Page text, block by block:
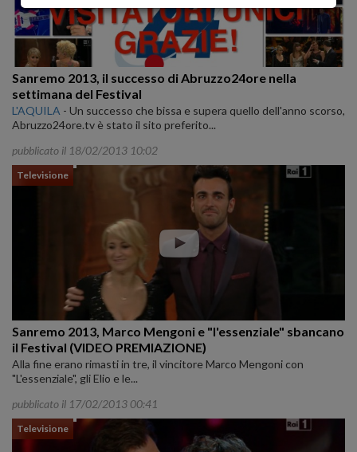
Sanremo 2013, il successo di Abruzzo24ore nella
settimana del Festival
L'AQUILA - Un successo che bissa e supera quello dell'anno scorso,
Abruzzo24ore.tv è stato il sito preferito...
pubblicato il 18/02/2013 10:02
Televisione
Sanremo 2013, Marco Mengoni e "l'essenziale" sbancano
il Festival (VIDEO PREMIAZIONE)
Alla fine erano rimasti in tre, il vincitore Marco Mengoni con
"L'essenziale", gli Elio e le...
pubblicato il 17/02/2013 00:41
Televisione